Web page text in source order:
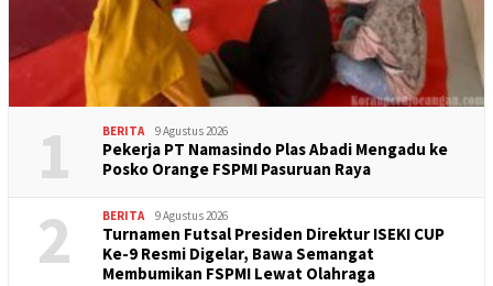
1 BERITA 9 Agustus 2026
Pekerja PT Namasindo Plas Abadi Mengadu ke
Posko Orange FSPMI Pasuruan Raya
2 BERITA 9 Agustus 2026
Turnamen Futsal Presiden Direktur ISEKI CUP
Ke-9 Resmi Digelar, Bawa Semangat
Membumikan FSPMI Lewat Olahraga